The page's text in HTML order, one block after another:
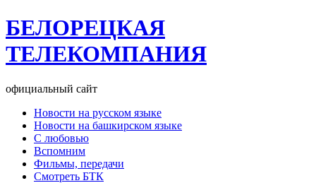
БЕЛОРЕЦКАЯ
ТЕЛЕКОМПАНИЯ
официальный сайт
Новости на русском языке
Новости на башкирском языке
С любовью
Вспомним
Фильмы, передачи
Смотреть БТК